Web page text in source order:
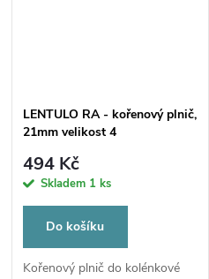
LENTULO RA - kořenový plnič,
21mm velikost 4
494 Kč
Skladem 1 ks
Do košíku
Kořenový plnič do kolénkové